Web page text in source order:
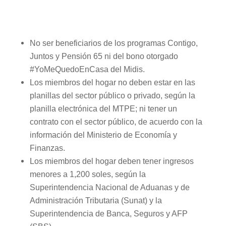
No ser beneficiarios de los programas Contigo,
Juntos y Pensión 65 ni del bono otorgado
#YoMeQuedoEnCasa del Midis.
Los miembros del hogar no deben estar en las
planillas del sector público o privado, según la
planilla electrónica del MTPE; ni tener un
contrato con el sector público, de acuerdo con la
información del Ministerio de Economía y
Finanzas.
Los miembros del hogar deben tener ingresos
menores a 1,200 soles, según la
Superintendencia Nacional de Aduanas y de
Administración Tributaria (Sunat) y la
Superintendencia de Banca, Seguros y AFP